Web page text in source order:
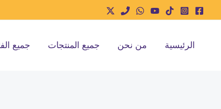
تخطي
إلى
الرئيسية من نحن جميع المنتجات جميع